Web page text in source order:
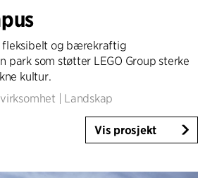
Design
fleksibelt og bærekraftig
park som støtter LEGO Group sterke
kultur.
Landskap
Vis prosjekt